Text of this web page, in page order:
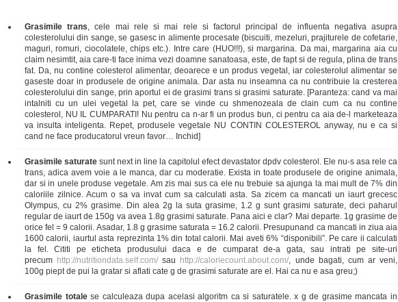
Grasimile trans , cele mai rele si mai rele si factorul principal de influenta negativa asupra
colesterolului din sange, se gasesc in alimente procesate (biscuiti, mezeluri, prajiturele de cofetarie,
maguri, romuri, ciocolatele, chips etc.). Intre care (HUO!!!), si margarina. Da mai, margarina aia cu
claim nesimtit, aia care-ti face inima vezi doamne sanatoasa, este, de fapt si de regula, plina de trans
fat. Da, nu contine colesterol alimentar, deoarece e un produs vegetal, iar colesterolul alimentar se
gaseste doar in produsele de origine animala. Dar asta nu inseamna ca nu contribuie la cresterea
colesterolului din sange, prin aportul ei de grasimi trans si grasimi saturate. [Paranteza: cand va mai
intalniti cu un ulei vegetal la pet, care se vinde cu shmenozeala de clain cum ca nu contine
colesterol, NU IL CUMPARATI! Nu pentru ca n-ar fi un produs bun, ci pentru ca aia de-l marketeaza
va insulta inteligenta. Repet, produsele vegetale NU CONTIN COLESTEROL anyway, nu e ca si
cand ne face producatorul vreun favor… Inchid]
Grasimile saturate sunt next in line la capitolul efect devastator dpdv colesterol. Ele nu-s asa rele ca
trans, adica avem voie a le manca, dar cu moderatie. Exista in toate produsele de origine animala,
dar si in unele produse vegetale. Am zis mai sus ca ele nu trebuie sa ajunga la mai mult de 7% din
caloriile zilnice. Acum o sa va invat cum sa calculati asta. Sa zicem ca mancati un iaurt grecesc
Olympus, cu 2% grasime. Din alea 2g la suta grasime, 1.2 g sunt grasimi saturate, deci paharul
regular de iaurt de 150g va avea 1.8g grasimi saturate. Pana aici e clar? Mai departe. 1g grasime de
orice fel = 9 calorii. Asadar, 1.8 g grasime saturata = 16.2 calorii. Presupunand ca mancati in ziua aia
1600 calorii, iaurtul asta reprezinta 1% din total calorii. Mai aveti 6% “disponibili”. Pe care ii calculati
la fel. Cititi pe eticheta produsului daca e de cumparat de-a gata, sau intrati pe site-uri
precum http://nutritiondata.self.com/ sau http://caloriecount.about.com/ , unde bagati, cum ar veni,
100g piept de pui la gratar si aflati cate g de grasimi saturate are el. Hai ca nu e asa greu;)
Grasimile totalese calculeaza dupa acelasi algoritm ca si saturatele. x g de grasime mancata in